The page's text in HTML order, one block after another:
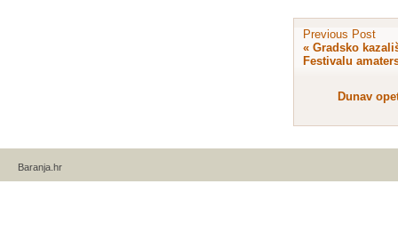
Previous Post
« Gradsko
Festivalu
Dunav
Baranja.hr